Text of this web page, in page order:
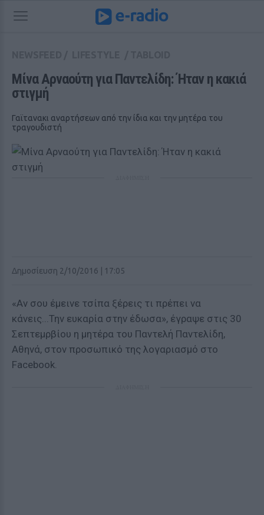
Μίνα Αρναούτη για Παντελίδη: Ήταν η κακιά
στιγμή
Γαϊτανακι αναρτήσεων από την ίδια και την μητέρα του
τραγουδιστή
Δημοσίευση 2/10/2016 | 17:05
«Αν σου έμεινε τσίπα ξέρεις τι πρέπει να
κάνεις...Την ευκαρία στην έδωσα», έγραψε στις 30
Σεπτεμρβίου η μητέρα του Παντελή Παντελίδη,
Αθηνά, στον προσωπικό της λογαριασμό στο
Facebook.